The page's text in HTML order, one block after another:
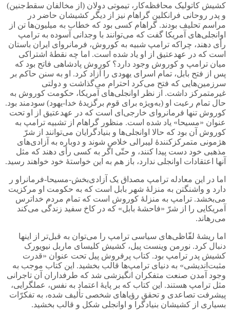
کشیش کاتولیک محافظه‌کار، تیموتی دولان (از مخالفان سقط‌جنین)
و پدر روحانی فرانکلین گراهام نیز از دیگر کشیشان حاضر در
مراسم تحلیف بودند. گراهام کسی بود که خطاب به میلیون‌ها تن از
اوانجلی‌های آمریکا گفت که می‌توانند با وجدانی آسوده به ترامپ
رأی دهند، چراکه ترامپ شبیه به کوروش، فرمانروای ایران باستان
است که در عهدعتیق از او یاد شده است. اما چه نقطۀ اشتراکی
میان ترامپ و کوروش وجود دارد؟ کوروش پادشاهی فاتح بود که
پس از فتح بابل، تمام اسرای یهودی را آزاد کرد. او به سنن حاکم بر
سرزمین‌هایی که فتح می‌کرد احترام می‌گذاشت و دولتی
غیرمتمرکز داشت. از نظر اوانجلی‌های آمریکا، حکومت کوروش به
حال تمام رعیت‌ او (به‌ویژه برای قوم برگزیدۀ خدا-یهود) سودمند بود.
کوروش تنها فرمانروای خارجی‌ای است که در عهدعتیق از او تحت
عنوان «مسیحا» یاد شده است. منظور گراهام از تشبیه ترامپ به
کوروش آن بود که حالا اوانجلی‌ها و بنیادگرایان می‌توانند از شرّ
هژمونی متمرکزکنندۀ لیبرالی خلاص شوند و دوباره به آزادی‌های
مذهبی خود دست پیدا کنند، و حتّی اگر به کسی رأی دهند که مثل
آنها اعتقادات اوانجلی ندارد، باز هم به این خواستۀ خود خواهند رسید.
اما در این معادله ترامپ مصداق یک آزادی‌بخش-مسیحا-فرمانراو ر
دارد و واشنگتن به منزلۀ شهر بابل است که به حکومت او مرکزیت
می‌بخشد. ترامپ به منزلۀ کوروش است که تمام مردم خداترس
آمریکایی را از شرّ «فاحشۀ بابل» که در کاخ سفید زندگی می‌کند
می‌رهاند.
اما ریشۀ لفّاظی‌های سیاسی ترامپ را می‌توان به قبل‌تر از اینها
دنبال کرد. نورمن وینست پیل، کشیش کلیسای ماربل نیویورک
کشیش پدر ترامپ بود. کتاب پرفروش پیل تحت عنوان «قدرت
مثبت‌اندیشی» به دنیای ترامپ‌ها قالب بخشید. این کتاب موجب به
وجود آمدن صنعت متفکران انگیزشی شد که طرفداران آن تاجرانی
مثل ترامپ هستند. این کتاب که بر پایۀ اعتماد به نفس، عملگرایی،
پیشرفت تصاعدی و تحقق رؤیاهای شخصی تألیف شده، به تفکرّات
بسیاری از کشیشان بنیادگرا و اوانجلی شکل و قالب بخشید.